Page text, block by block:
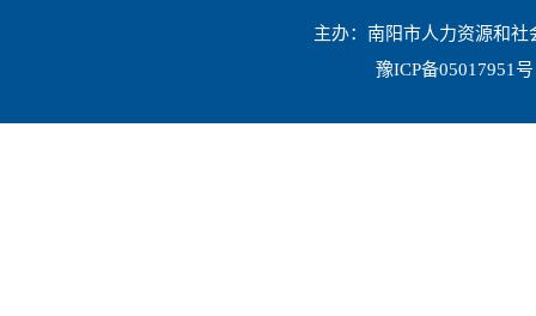
主办：南阳市人力资源和
豫ICP备05017951号